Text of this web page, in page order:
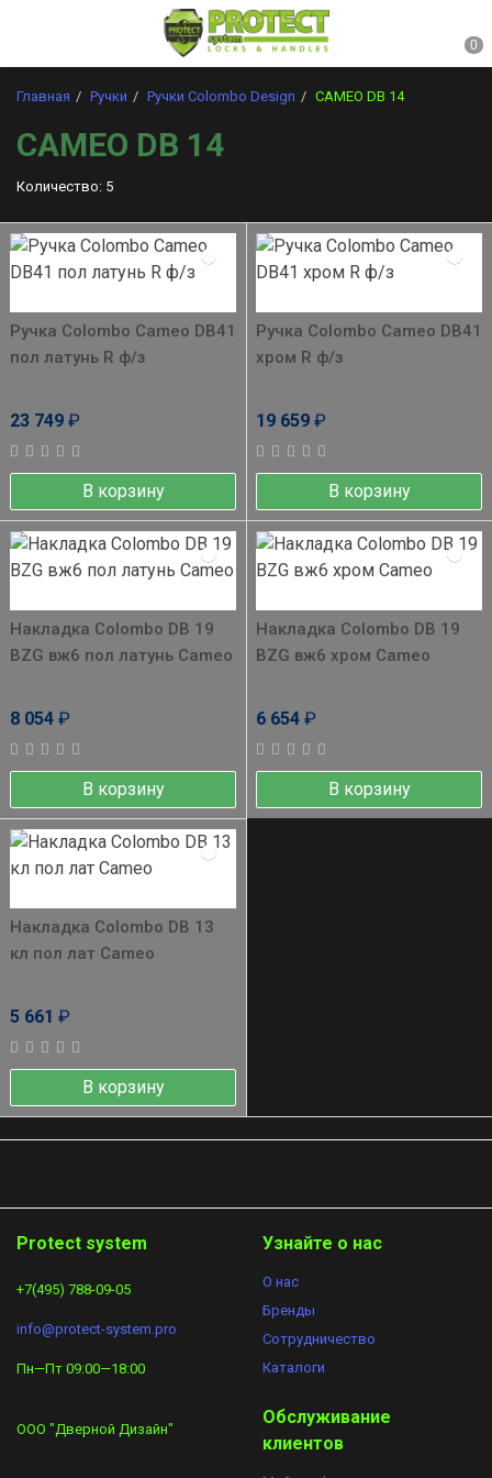
Главная Ручки Ручки Colombo Design CAMEO DB 14
CAMEO DB 14
Количество: 5
Ручка Colombo Cameo DB41
пол латунь R ф/з
23 749 ₽
В корзину
Ручка Colombo Cameo DB41
хром R ф/з
19 659 ₽
В корзину
Накладка Colombo DB 19
BZG вж6 пол латунь Cameo
8 054 ₽
В корзину
Накладка Colombo DB 19
BZG вж6 хром Cameo
6 654 ₽
В корзину
Накладка Colombo DB 13
кл пол лат Cameo
5 661 ₽
В корзину
Protect system
+7(495) 788-09-05
info@protect-system.pro
Пн—Пт 09:00—18:00
ООО "Дверной Дизайн"
Узнайте о нас
О нас
Бренды
Сотрудничество​
Каталоги
Обслуживание
клиентов